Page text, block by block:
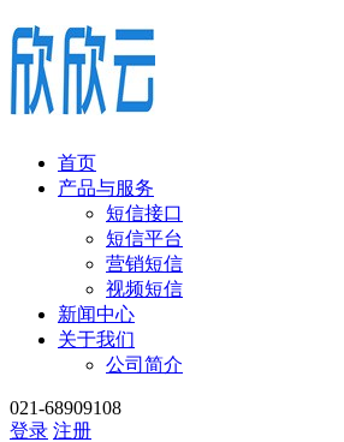
首页
产品与服务
短信接口
短信平台
营销短信
视频短信
新闻中心
关于我们
公司简介
021-68909108
登录 注册